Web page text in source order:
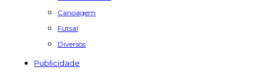
Canoagem
Futsal
Diversos
Publicidade